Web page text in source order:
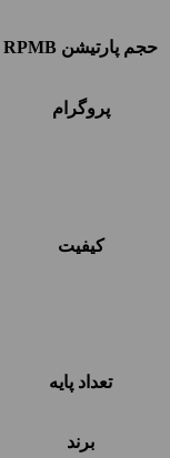
حجم پارتیشن RPMB
پروگرام
کیفیت
تعداد پایه
برند